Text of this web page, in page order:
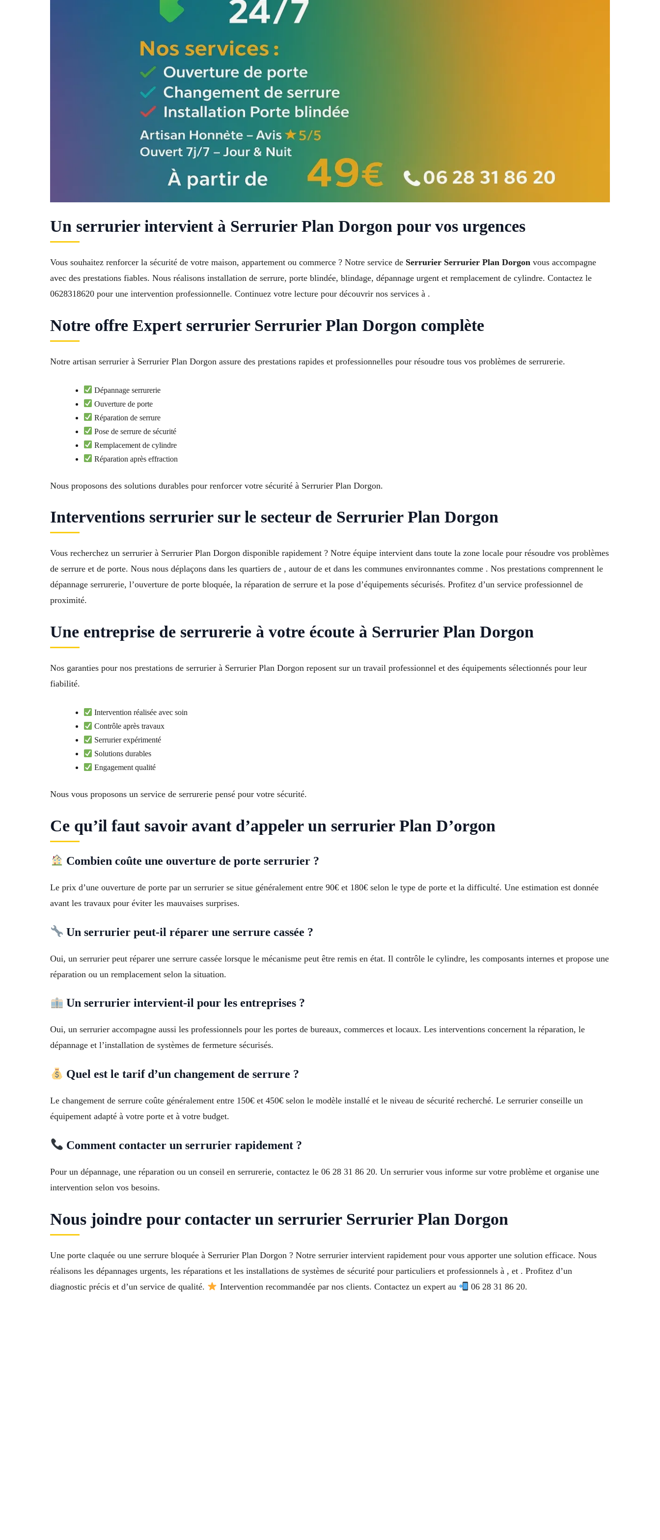
Un serrurier intervient à Serrurier Plan Dorgon pour vos urgences
Vous souhaitez renforcer la sécurité de votre maison, appartement ou commerce ? Notre service de Serrurier Serrurier Plan Dorgon vous accompagne
avec des prestations fiables. Nous réalisons installation de serrure, porte blindée, blindage, dépannage urgent et remplacement de cylindre. Contactez le
0628318620 pour une intervention professionnelle. Continuez votre lecture pour découvrir nos services à .
Notre offre Expert serrurier Serrurier Plan Dorgon complète
Notre artisan serrurier à Serrurier Plan Dorgon assure des prestations rapides et professionnelles pour résoudre tous vos problèmes de serrurerie.
Dépannage serrurerie
Ouverture de porte
Réparation de serrure
Pose de serrure de sécurité
Remplacement de cylindre
Réparation après effraction
Nous proposons des solutions durables pour renforcer votre sécurité à Serrurier Plan Dorgon.
Interventions serrurier sur le secteur de Serrurier Plan Dorgon
Vous recherchez un serrurier à Serrurier Plan Dorgon disponible rapidement ? Notre équipe intervient dans toute la zone locale pour résoudre vos problèmes
de serrure et de porte. Nous nous déplaçons dans les quartiers de , autour de et dans les communes environnantes comme . Nos prestations comprennent le
dépannage serrurerie, l’ouverture de porte bloquée, la réparation de serrure et la pose d’équipements sécurisés. Profitez d’un service professionnel de
proximité.
Une entreprise de serrurerie à votre écoute à Serrurier Plan Dorgon
Nos garanties pour nos prestations de serrurier à Serrurier Plan Dorgon reposent sur un travail professionnel et des équipements sélectionnés pour leur
fiabilité.
Intervention réalisée avec soin
Contrôle après travaux
Serrurier expérimenté
Solutions durables
Engagement qualité
Nous vous proposons un service de serrurerie pensé pour votre sécurité.
Ce qu’il faut savoir avant d’appeler un serrurier Plan D’orgon
Combien coûte une ouverture de porte serrurier ?
Le prix d’une ouverture de porte par un serrurier se situe généralement entre 90€ et 180€ selon le type de porte et la difficulté. Une estimation est donnée
avant les travaux pour éviter les mauvaises surprises.
Un serrurier peut-il réparer une serrure cassée ?
Oui, un serrurier peut réparer une serrure cassée lorsque le mécanisme peut être remis en état. Il contrôle le cylindre, les composants internes et propose une
réparation ou un remplacement selon la situation.
Un serrurier intervient-il pour les entreprises ?
Oui, un serrurier accompagne aussi les professionnels pour les portes de bureaux, commerces et locaux. Les interventions concernent la réparation, le
dépannage et l’installation de systèmes de fermeture sécurisés.
Quel est le tarif d’un changement de serrure ?
Le changement de serrure coûte généralement entre 150€ et 450€ selon le modèle installé et le niveau de sécurité recherché. Le serrurier conseille un
équipement adapté à votre porte et à votre budget.
Comment contacter un serrurier rapidement ?
Pour un dépannage, une réparation ou un conseil en serrurerie, contactez le 06 28 31 86 20. Un serrurier vous informe sur votre problème et organise une
intervention selon vos besoins.
Nous joindre pour contacter un serrurier Serrurier Plan Dorgon
Une porte claquée ou une serrure bloquée à Serrurier Plan Dorgon ? Notre serrurier intervient rapidement pour vous apporter une solution efficace. Nous
réalisons les dépannages urgents, les réparations et les installations de systèmes de sécurité pour particuliers et professionnels à , et . Profitez d’un
diagnostic précis et d’un service de qualité.
Intervention recommandée par nos clients. Contactez un expert au 06 28 31 86 20.